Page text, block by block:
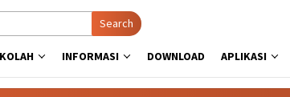
Search
INFORMASI DOWNLOAD APLIKASI